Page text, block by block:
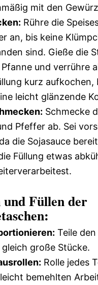
mit den
Rühre die
an, bis keine
sind. Gieße die
und verrühre
kurz aufkochen,
leicht glänzende
Schmecke
Pfeffer ab. Sei
die Sojasauce
Füllung etwas
Füllen der
Teile
gleich große Stücke.
Rolle jedes
bemehlten